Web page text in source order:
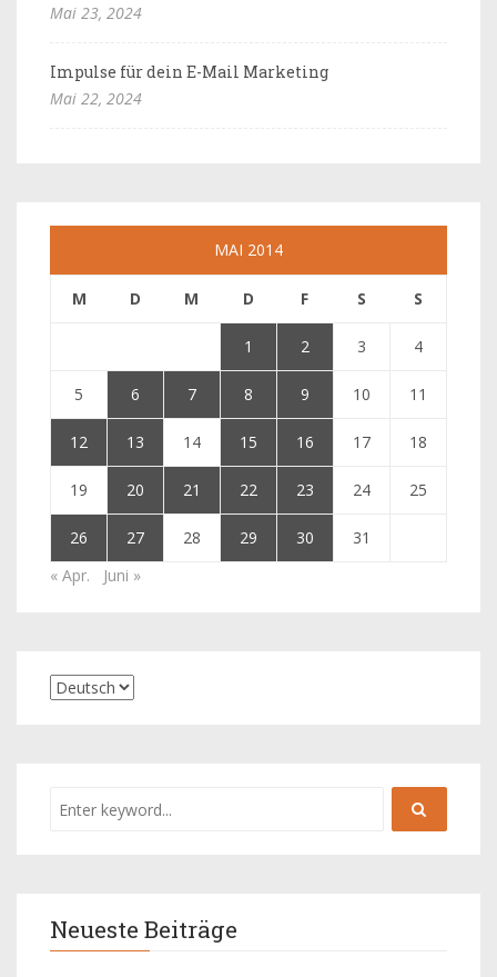
Mai 23, 2024
Impulse für dein E-Mail Marketing
Mai 22, 2024
MAI 2014
M D M D F S S
1 2 3 4
5 6 7 8 9 10 11
12 13 14 15 16 17 18
19 20 21 22 23 24 25
26 27 28 29 30
31
« Apr.
Juni »
Neueste Beiträge